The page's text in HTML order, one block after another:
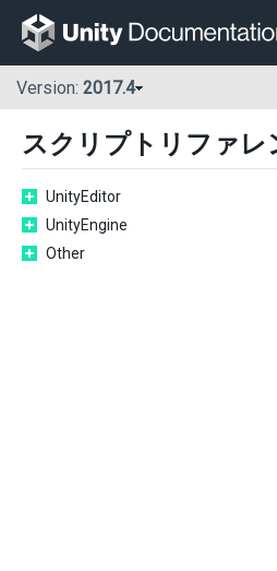
Version: 2017.4
スクリプトリファレ
UnityEditor
UnityEngine
Other